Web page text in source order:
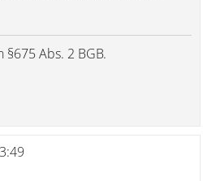
Abs. 2 BGB.